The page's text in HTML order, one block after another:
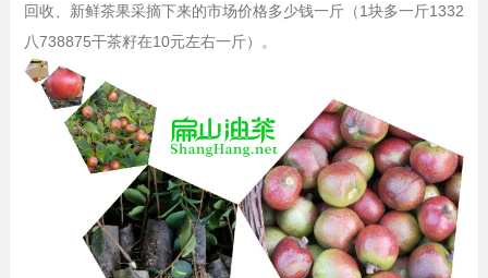
回收、新鲜茶果采摘下来的市场价格多少钱一斤（1块多一斤1332
八738875干茶籽在10元左右一斤）。